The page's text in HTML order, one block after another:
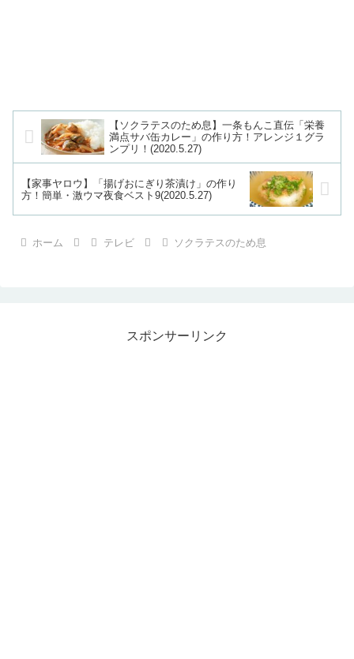
【ソクラテスのため息】一条もんこ直伝「栄養
満点サバ缶カレー」の作り方！アレンジ１グラ
ンプリ！(2020.5.27)
【家事ヤロウ】「揚げおにぎり茶漬け」の作り
方！簡単・激ウマ夜食ベスト9(2020.5.27)
ホーム テレビ ソクラテスのため息
スポンサーリンク